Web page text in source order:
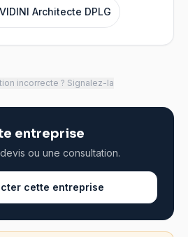
Architecte DPLG
incorrecte ? Signalez-la
entreprise
ou une consultation.
cette entreprise